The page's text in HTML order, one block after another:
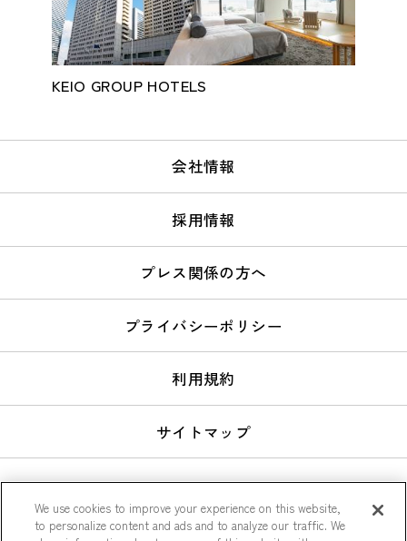
KEIO GROUP HOTELS
会社情報
採用情報
プレス関係の方へ
プライバシーポリシー
利用規約
サイトマップ
We use cookies to improve your experience on this website,
to personalize content and ads and to analyze our traffic. We